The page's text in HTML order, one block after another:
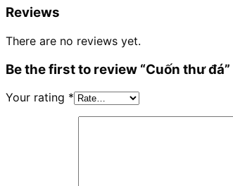
Reviews
There are no reviews yet.
Be the first to review “Cuốn thư đá”
Your rating *